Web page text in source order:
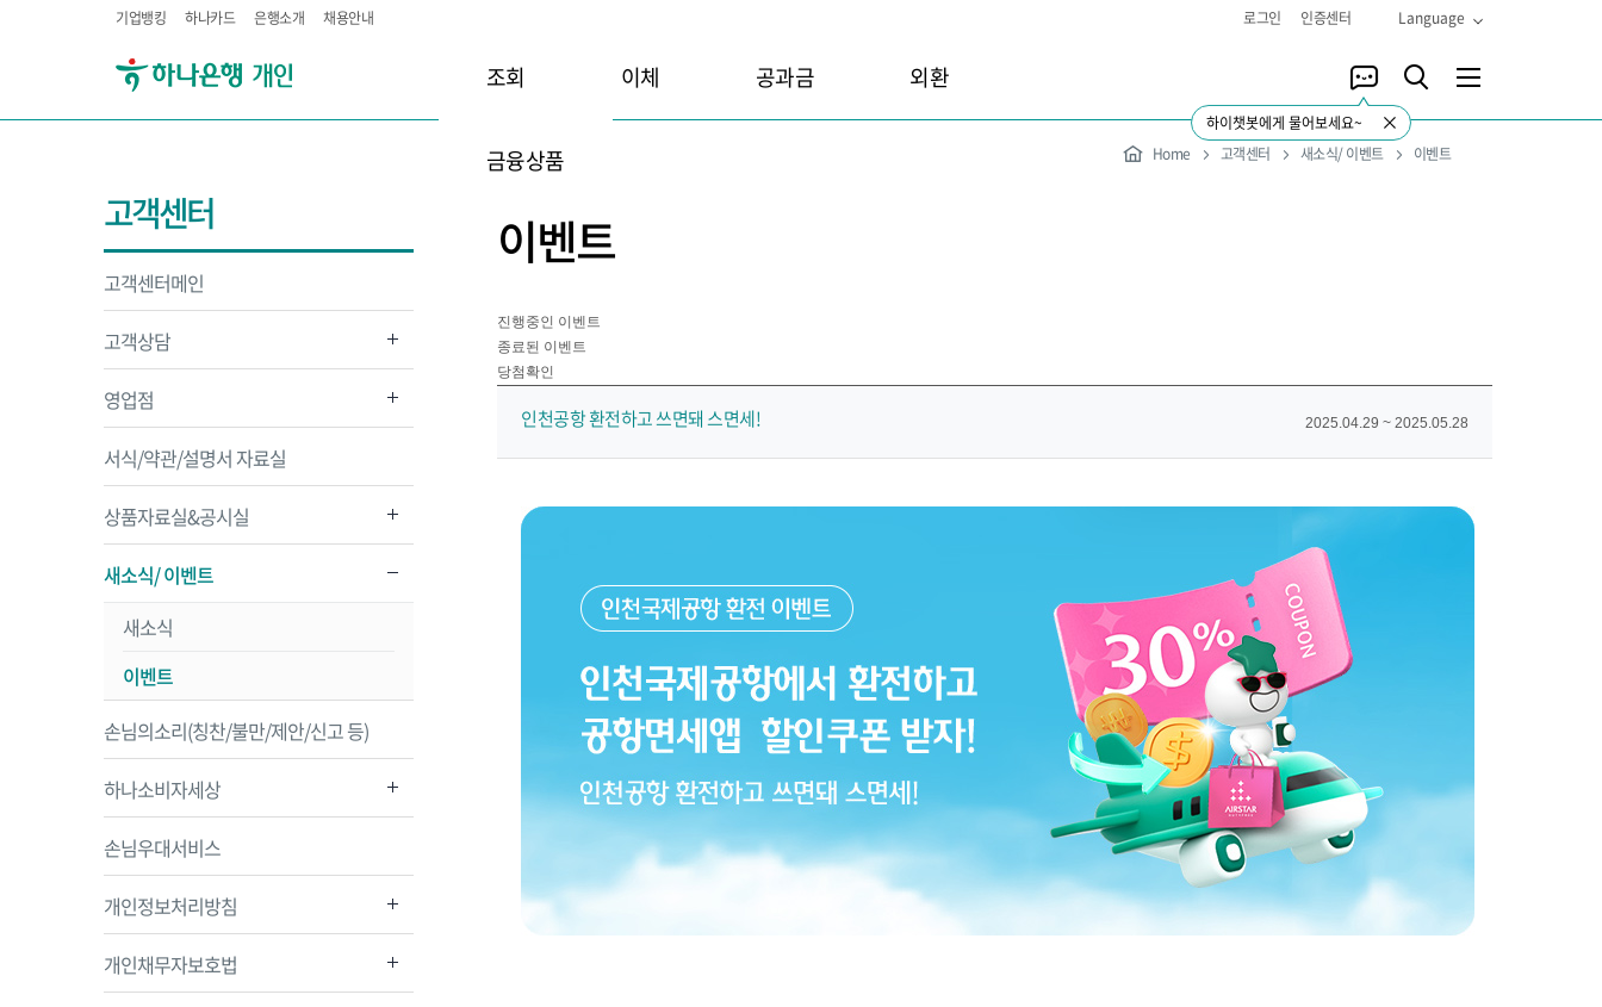
기업뱅킹 하나카드 은행소개 채용안내 로그인 인증센터 Language
조회 이체 공과금 외환
금융상품
하이챗봇에게 물어보세요~
고객센터
고객센터메인
고객상담
영업점
서식/약관/설명서 자료실
상품자료실&공시실
새소식/ 이벤트
새소식
이벤트
손님의소리(칭찬/불만/제안/신고 등)
하나소비자세상
손님우대서비스
개인정보처리방침
개인채무자보호법
Home 고객센터 새소식/ 이벤트 이벤트
이벤트
진행중인 이벤트
종료된 이벤트
당첨확인
인천공항 환전하고 쓰면돼 스면세! 2025.04.29 ~ 2025.05.28